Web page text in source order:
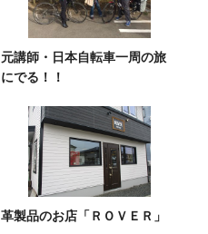
元講師・日本自転車一周の旅
にでる！！
革製品のお店「ＲＯＶＥＲ」